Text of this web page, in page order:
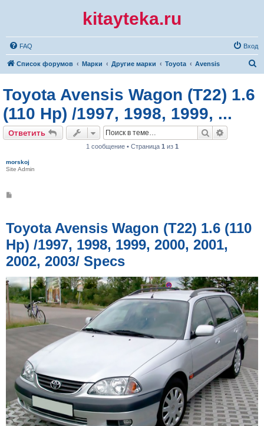
kitayteka.ru
FAQ Вход
Список форумов Марки Другие марки Toyota Avensis
Toyota Avensis Wagon (T22) 1.6
(110 Hp) /1997, 1998, 1999, ...
Ответить Поиск
1 сообщение • Страница 1 из 1
morskoj
Site Admin
щ
е
и
е
Toyota Avensis Wagon (T22) 1.6 (110
Hp) /1997, 1998, 1999, 2000, 2001,
2002, 2003/ Specs